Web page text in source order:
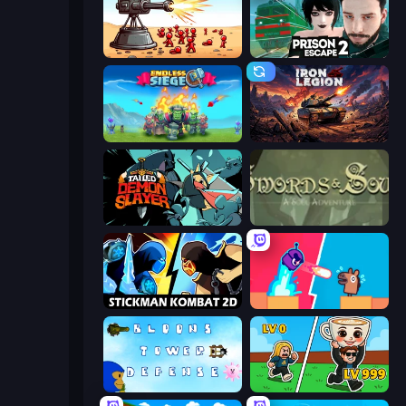
Defender Idle 2 Prison Escape 2
Endless Siege Iron Legion
Tailed Demon Slayer Swords & Souls
Stickman Kombat 2D Boom Slingers ReBoom
Brainrot Arena Online